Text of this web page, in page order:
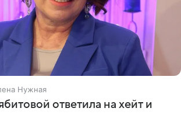
Нужная
ответила на хейт и